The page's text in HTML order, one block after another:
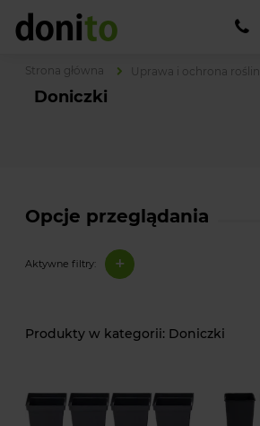
Strona główna Uprawa i ochrona roślin
Doniczki
Opcje przeglądania
Aktywne filtry: +
Doniczki